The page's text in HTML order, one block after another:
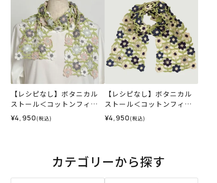
【レシピなし】ボタニカル
ストール＜コットンフィー
ルファイン09A＞（編み物
材料セット）
¥4,950 (税込)
【レシピなし】ボタニカル
ストール＜コットンフィー
ルファイン09B＞（編み物
材料セット）
¥4,950 (税込)
カテゴリーから探す